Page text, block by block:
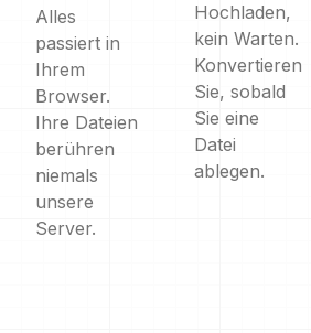
Alles
passiert in
Ihrem
Browser.
Ihre Dateien
berühren
niemals
unsere
Server.
Hochladen,
kein Warten.
Konvertieren
Sie, sobald
Sie eine
Datei
ablegen.